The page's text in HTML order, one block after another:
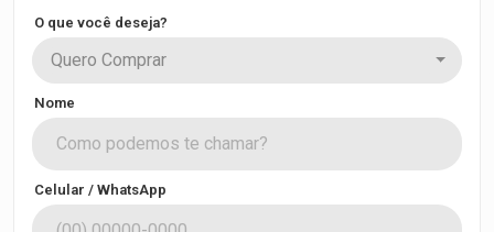
O que você deseja?
Quero Comprar
Nome
Celular / WhatsApp